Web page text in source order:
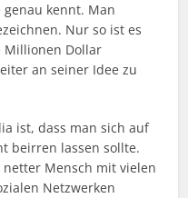
kennt. Man
Nur so ist es
Millionen Dollar
an seiner Idee zu
ist, dass man sich auf
beirren lassen sollte.
Mensch mit vielen
Netzwerken